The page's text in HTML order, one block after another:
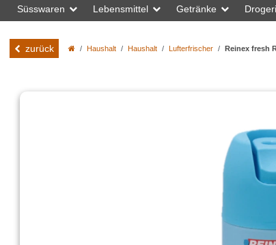
Süsswaren Lebensmittel Getränke
zurück Haushalt Haushalt Lufterfrischer Reinex fresh